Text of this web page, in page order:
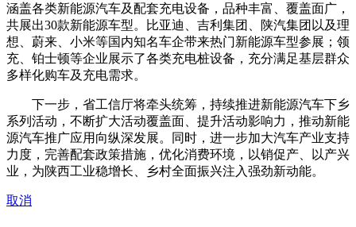
涵盖各类新能源汽车及配套充电设备，品种丰富、覆盖面广，
共展出30款新能源车型。比亚迪、吉利集团、陕汽集团以及理
想、蔚来、小米等国内知名车企带来热门新能源车型参展；领
充、铂士顿等企业展示了各类充电桩设备，充分满足基层群众
多样化购车及充电需求。
下一步，省工信厅将牵头统筹，持续推进新能源汽车下乡
系列活动，不断扩大活动覆盖面、提升活动影响力，推动新能
源汽车推广应用向纵深发展。同时，进一步加大汽车产业支持
力度，完善配套政策措施，优化消费环境，以销促产、以产兴
业，为陕西工业稳增长、乡村全面振兴注入强劲新动能。
取消